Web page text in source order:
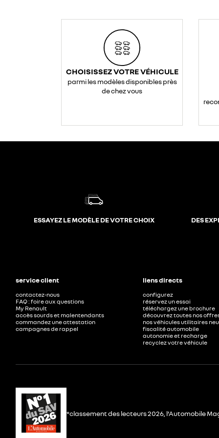
CHOISISSEZ VOTRE VÉHICULE
parmi les modèles disponibles près
de chez vous
ESSAYEZ LE MODÈLE DE VOTRE CHOIX DES
service client
contactez-nous
FAQ : foire aux questions
My Renault
accès sourds et malentendants
commandez une attestation
campagnes de rappel
liens directs
configurez
réservez un essai
téléchargez une brochure
découvrez toutes nos
nos véhicules utilitaires
fiscalité automobile
autonomie et recharge
recyclez votre véhicule
*classement des lecteurs 2026, l’Automobile